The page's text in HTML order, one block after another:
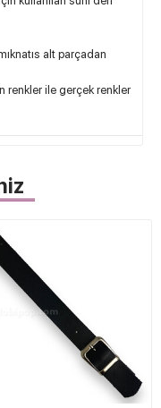
alt parçadan
renkler ile gerçek renkler